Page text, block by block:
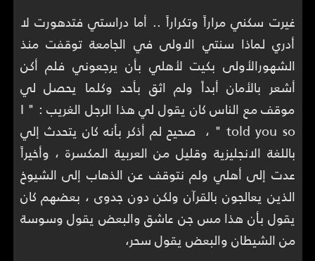
غيرت سكني مراراً وتكراراً .. أما دراستي فتدهورت لا
أدري لماذا سنتي الاولى في الجامعة توقفت منذ
الشهورالأولى بكيت لأهلي بأن يرجعوني فلم أكن
أشعر بالأمان أبداً ولم اثق بأحد وكلما يحصل لي
موقف مع الناس كان يقول لي هذا الرجل الغريب : " I
told you so " ، صحيح لم أذكر بأنه كان يتحدث إلي
باللغة الانجليزية وقليل من العربية المكسرة ، وأخيراً
عدت إلى أهلي ولم نتوقف عن الذهاب إلى الشيوخ
الذين يعالجون بالقرآن ولكن دون جدوى ، بعضهم كان
يقول بأن هذا مس جن عاشق والبعض يقول وسوسة
من الشيطان والبعض يقول سحر،